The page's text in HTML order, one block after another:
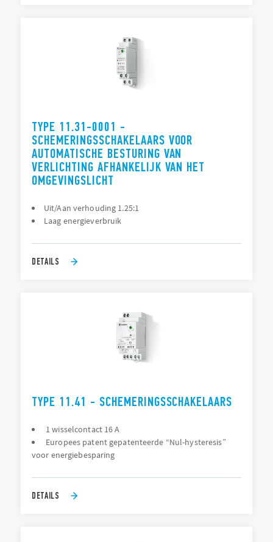
TYPE 11.31-0001 -
SCHEMERINGSSCHAKELAARS VOOR
AUTOMATISCHE BESTURING VAN
VERLICHTING AFHANKELIJK VAN HET
OMGEVINGSLICHT
Uit/Aan verhouding 1.25:1
Laag energieverbruik
DETAILS
TYPE 11.41 - SCHEMERINGSSCHAKELAARS
1 wisselcontact 16 A
Europees patent gepatenteerde “Nul-hysteresis”
voor energiebesparing
DETAILS